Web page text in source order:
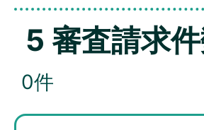
5 審査請求
0件